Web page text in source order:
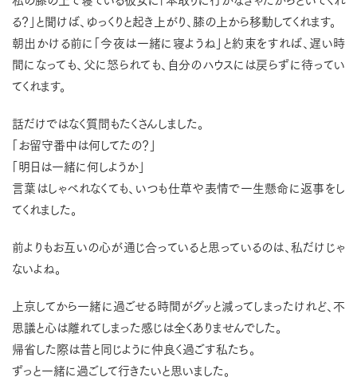
る？」と聞けば、ゆっくりと起き上がり、膝の上から移動してくれます。
朝出かける前に「今夜は一緒に寝ようね」と約束をすれば、遅い時
間になっても、父に怒られても、自分のハウスには戻らずに待ってい
てくれます。
話だけではなく質問もたくさんしました。
「お留守番中は何してたの？」
「明日は一緒に何しようか」
言葉はしゃべれなくても、いつも仕草や表情で一生懸命に返事をし
てくれました。
前よりもお互いの心が通じ合っていると思っているのは、私だけじゃ
ないよね。
上京してから一緒に過ごせる時間がグッと減ってしまったけれど、不
思議と心は離れてしまった感じは全くありませんでした。
帰省した際は昔と同じように仲良く過ごす私たち。
ずっと一緒に過ごして行きたいと思いました。